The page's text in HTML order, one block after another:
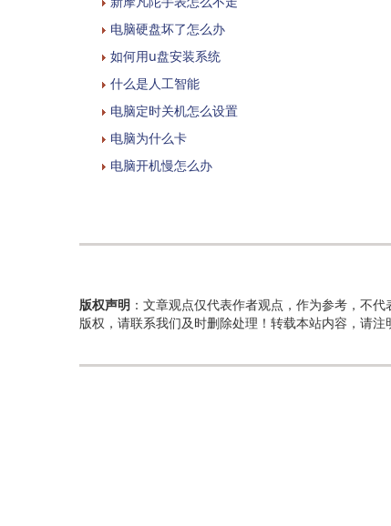
电脑硬盘坏了怎么办
如何用u盘安装系统
什么是人工智能
电脑定时关机怎么设置
电脑为什么卡
电脑开机慢怎么办
版权声明 ：文章观点仅代表作者观点，作为参考，不
版权，请联系我们及时删除处理！转载本站内容，请